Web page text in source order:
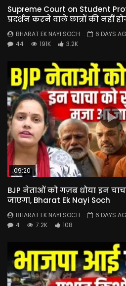
Supreme Court on Student
प्रदर्शन करने वाले छात्रों की नहीं
BHARAT EK NAYI SOCH
6 DAYS
44
191K 3.2K
09:20
BJP नेताओं को गज़ब धोया इन
जाएगा, Bharat Ek Nayi Soch
BHARAT EK NAYI SOCH
6 DAYS
4
7.2K 108